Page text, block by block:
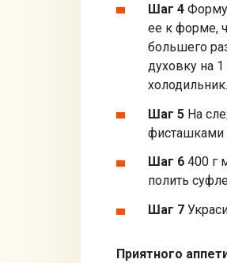
Шаг 4 Форму
ее к форме,
большего
духовку на
холодильник.
Шаг 5 На
фисташками
Шаг 6 400 г
полить
Шаг 7
Приятного